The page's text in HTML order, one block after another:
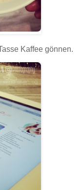
Kaffee gönnen.